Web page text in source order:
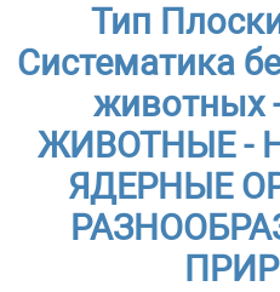
Тип
Систематика
животных
ЖИВОТНЫЕ -
ЯДЕРНЫЕ